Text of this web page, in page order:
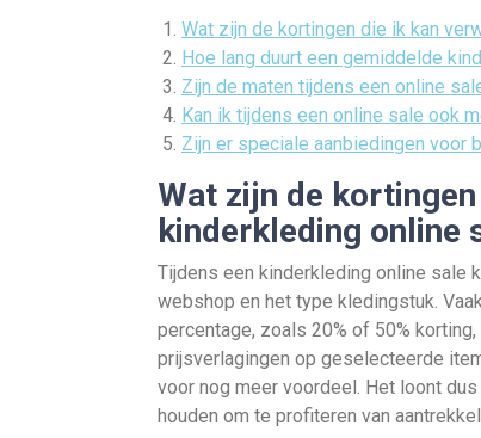
Wat zijn de kortingen die ik kan
Hoe lang duurt een gemiddelde
Zijn de maten tijdens een online
Kan ik tijdens een online sale ook
Zijn er speciale aanbiedingen voor
Wat zijn de
kinderkleding online
Tijdens een kinderkleding online sale
webshop en het type kledingstuk.
percentage, zoals 20% of 50%
prijsverlagingen op geselecteerde
voor nog meer voordeel. Het loont
houden om te profiteren van